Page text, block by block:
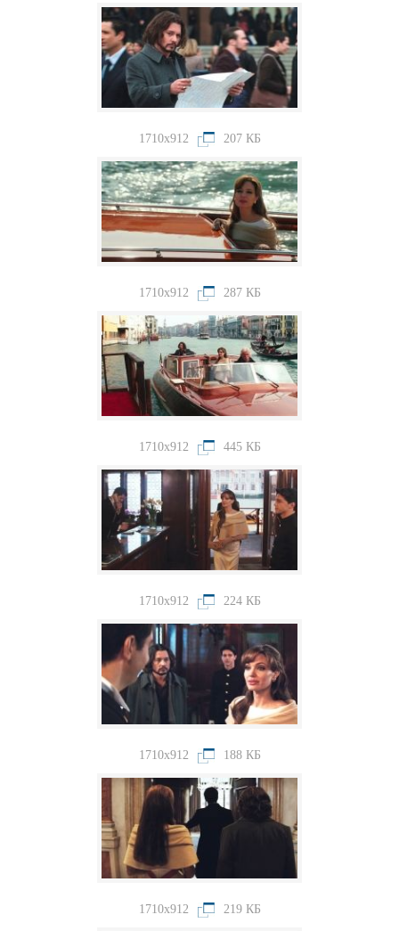
1710x912 207 КБ
1710x912 287 КБ
1710x912 445 КБ
1710x912 224 КБ
1710x912 188 КБ
1710x912 219 КБ